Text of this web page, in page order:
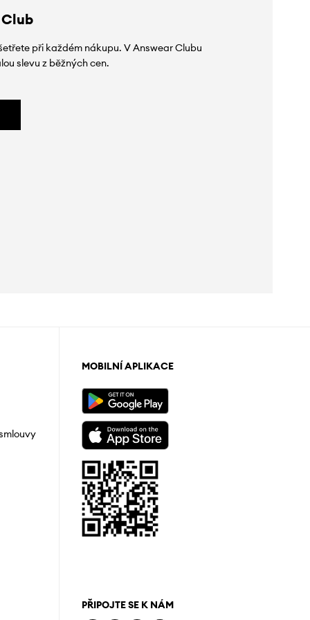
při každém nákupu. V Answear Clubu
slevu z běžných cen.
MOBILNÍ APLIKACE
PŘIPOJTE SE K NÁM